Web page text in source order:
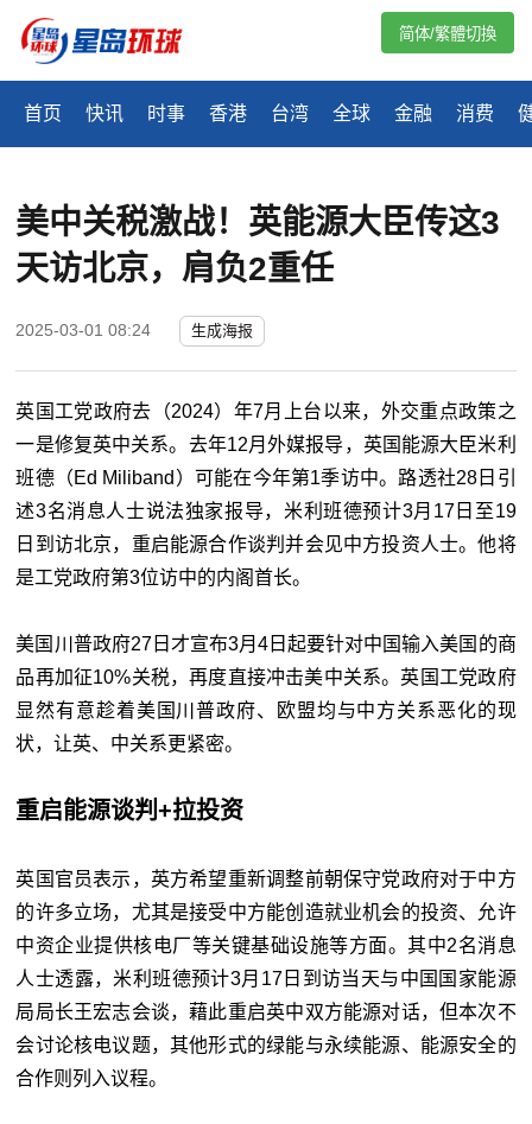
首页 快讯 时事 香港 台湾 全球 金融 消费
简体/繁體切換
美中关税激战！英能源大臣传这3
天访北京，肩负2重任
2025-03-01 08:24 生成海报
英国工党政府去（2024）年7月上台以来，外交重点政策之
一是修复英中关系。去年12月外媒报导，英国能源大臣米利
班德（Ed Miliband）可能在今年第1季访中。路透社28日引
述3名消息人士说法独家报导，米利班德预计3月17日至19
日到访北京，重启能源合作谈判并会见中方投资人士。他将
是工党政府第3位访中的内阁首长。
美国川普政府27日才宣布3月4日起要针对中国输入美国的商
品再加征10%关税，再度直接冲击美中关系。英国工党政府
显然有意趁着美国川普政府、欧盟均与中方关系恶化的现
状，让英、中关系更紧密。
重启能源谈判+拉投资
英国官员表示，英方希望重新调整前朝保守党政府对于中方
的许多立场，尤其是接受中方能创造就业机会的投资、允许
中资企业提供核电厂等关键基础设施等方面。其中2名消息
人士透露，米利班德预计3月17日到访当天与中国国家能源
局局长王宏志会谈，藉此重启英中双方能源对话，但本次不
会讨论核电议题，其他形式的绿能与永续能源、能源安全的
合作则列入议程。